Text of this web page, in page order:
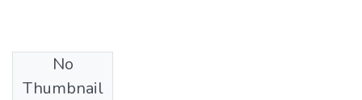
No
Thumbnail
Download